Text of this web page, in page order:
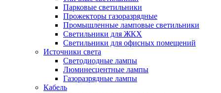
Парковые светильники
Прожекторы газоразрядные
Промышленные ламповые светильники
Светильники для ЖКХ
Светильники для офисных помещений
Источники света
Светодиодные лампы
Люминесцентные лампы
Газоразрядные лампы
Кабель